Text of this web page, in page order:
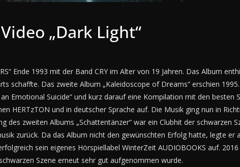
„Dark Light“
Ende 1993 mit der Band CRY im Alter von 19 Jahren. Das Album
schaffte. Das zweite Album „Kaleidoscope of Dreams“ erschien
Emotional Suicide“ und kurz darauf eine Kompilation mit den besten
HERTzTON und in deutscher Sprache auf. Die Musik ging nun in
zweiten Albums „Schattentänzer“ war ein Clubhit der schwarzen
zurück. Da das Album nicht den gewünschten Erfolg hatte, legte er
sein eigenes Hörspiellabel WinterZeit AUDIOBOOKS auf.
Szene erneut sehr gut aufgenommen wurde.